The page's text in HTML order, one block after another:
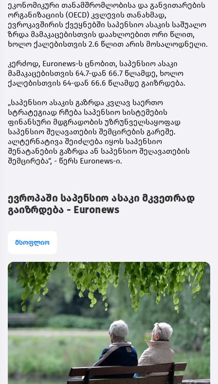
ეკონომიკური თანამშრომლობისა და განვითარების
ორგანიზაციის (OECD) კვლევის თანახმად,
ევროკავშირის ქვეყნებში საპენსიო ასაკის საშუალო
ზრდა მამაკაცებისთვის დაახლოებით ორი წლით,
ხოლო ქალებისთვის 2.6 წლით არის მოსალოდნელი.
კერძოდ, Euronews-ს ცნობით, საპენსიო ასაკი
მამაკაცებისთვის 64.7-დან 66.7 წლამდე, ხოლო
ქალებისთვის 64-დან 66.6 წლამდე გაიზრდება.
„საპენსიო ასაკის გაზრდა კვლავ საერთო
სტრატეგიად რჩება საპენსიო სისტემების
ფინანსური მდგრადობის უზრუნველსაყოფად
საპენსიო შეღავათების შემცირების გარეშე.
ალტერნატივა შეიძლება იყოს საპენსიო
შენატანების გაზრდა ან საპენსიო შეღავათების
შემცირება“, - წერს Euronews-ი.
ევროპაში საპენსიო ასაკი მკვეთრად
გაიზრდება - Euronews
მსოფლიო